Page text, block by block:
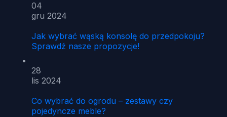
04
gru 2024
Jak wybrać wąską konsolę do przedpokoju?
Sprawdź nasze propozycje!
28
lis 2024
Co wybrać do ogrodu – zestawy czy
pojedyncze meble?